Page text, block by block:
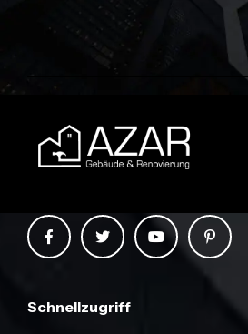
Schnellzugriff